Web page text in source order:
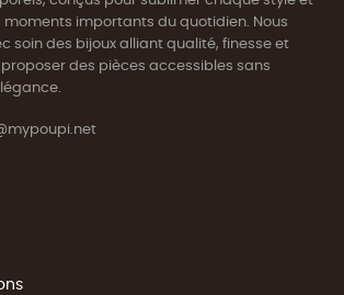
importants du quotidien. Nous
soin des bijoux alliant qualité, finesse et
des pièces accessibles sans